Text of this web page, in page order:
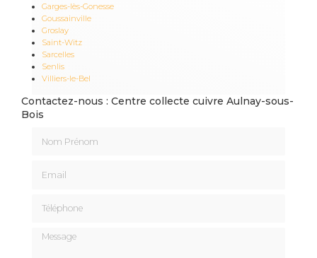
Garges-lès-Gonesse
Goussainville
Groslay
Saint-Witz
Sarcelles
Senlis
Villiers-le-Bel
Contactez-nous : Centre collecte cuivre Aulnay-sous-
Bois
Message